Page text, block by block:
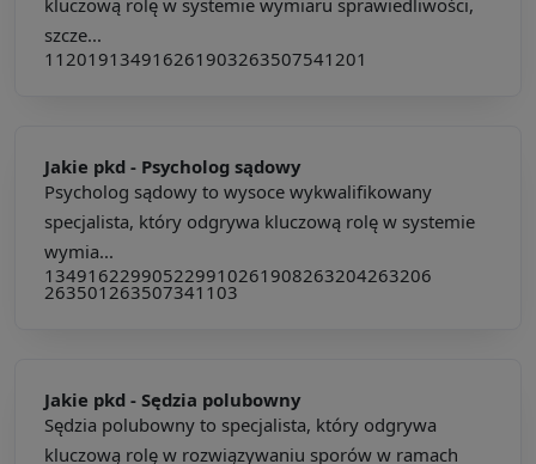
szcze...
112019134916261903263507541201
Jakie pkd - Psycholog sądowy
Psycholog sądowy to wysoce wykwalifikowany
specjalista, który odgrywa kluczową rolę w systemie
wymia...
134916229905229910261908263204263206
263501 263507341103
Jakie pkd - Sędzia polubowny
Sędzia polubowny to specjalista, który odgrywa
kluczową rolę w rozwiązywaniu sporów w ramach